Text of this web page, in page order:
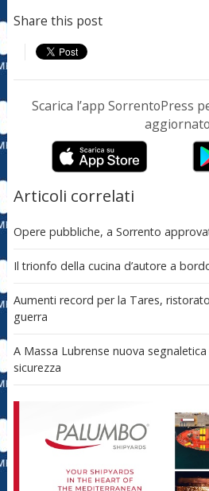
Share this post
Scarica l’app SorrentoPress
aggiornato
Articoli correlati
Opere pubbliche, a Sorrento
Il trionfo della cucina d’autore a
Aumenti record per la Tares,
guerra
A Massa Lubrense nuova
sicurezza